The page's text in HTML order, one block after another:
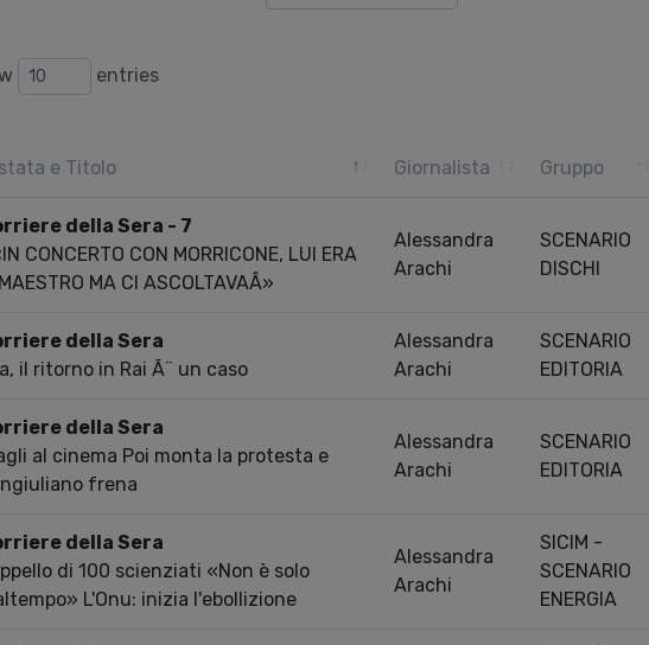
entries
e Titolo Giornalista Gruppo
della Sera - 7
CONCERTO CON MORRICONE, LUI ERA
MA CI ASCOLTAVAÂ»
Alessandra
Arachi
SCENARIO
DISCHI
della Sera
il ritorno in Rai Ã¨ un caso
Alessandra
Arachi
SCENARIO
EDITORIA
della Sera
al cinema Poi monta la protesta e
frena
Alessandra
Arachi
SCENARIO
EDITORIA
della Sera
di 100 scienziati «Non è solo
L'Onu: inizia l'ebollizione
Alessandra
Arachi
SICIM -
SCENARIO
ENERGIA